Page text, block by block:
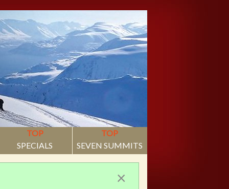
TOP
SPECIALS
TOP
SEVEN SUMMITS
×